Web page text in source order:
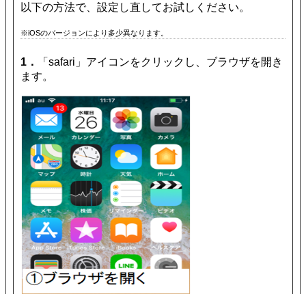
以下の方法で、設定し直してお試しください。
※iOSのバージョンにより多少異なります。
1．
「safari」アイコンをクリックし、ブラウザを開き
ます。